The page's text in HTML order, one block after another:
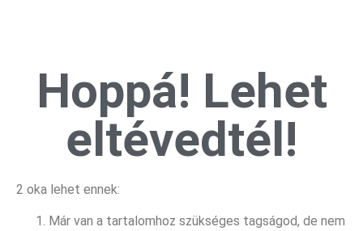
Hoppá! Lehet
eltévedtél!
2 oka lehet ennek:
Már van a tartalomhoz szükséges tagságod, de nem